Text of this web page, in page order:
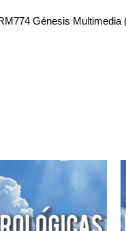
Génesis Multimedia